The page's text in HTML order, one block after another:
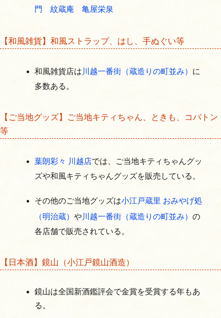
門
紋蔵庵 亀屋栄泉
【和風雑貨】和風ストラップ、はし、手ぬぐい等
和風雑貨店は 川越一番街（蔵造りの町並み） に
多数ある。
【ご当地グッズ】ご当地キティちゃん、ときも、コバトン
等
葉朗彩々 川越店では、ご当地キティちゃんグッ
ズや和風キティちゃんグッズを販売している。
その他のご当地グッズは小江戸蔵里 おみやげ処
（明治蔵） や川越一番街（蔵造りの町並み） の
各店舗で販売されている。
【日本酒】鏡山（小江戸鏡山酒造）
鏡山は全国新酒鑑評会で金賞を受賞する年もあ
る。